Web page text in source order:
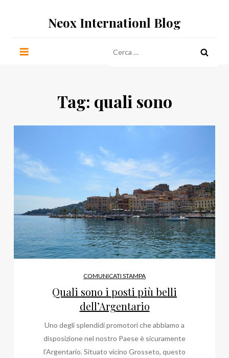
Neox Internationl Blog
per:
Tag: quali sono
COMUNICATI STAMPA
Quali sono i posti più belli
dell’Argentario
Uno degli splendidi promotori che abbiamo a
disposizione nel nostro Paese è sicuramente
l’Argentario. Situato vicino Grosseto, questo